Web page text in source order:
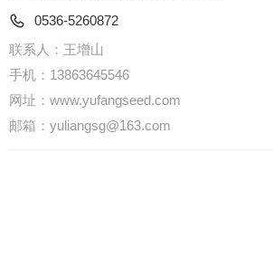
0536-5260872
联系人：王增山
手机：13863645546
网址：www.yufangseed.com
邮箱：yuliangsg@163.com